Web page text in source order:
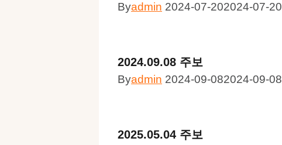
Byadmin 2024-07-202024-07-20
2024.09.08 주보
Byadmin 2024-09-082024-09-08
2025.05.04 주보